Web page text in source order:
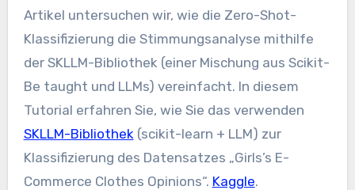
Artikel untersuchen wir, wie die Zero-Shot-
Klassifizierung die Stimmungsanalyse mithilfe
der SKLLM-Bibliothek (einer Mischung aus Scikit-
Be taught und LLMs) vereinfacht. In diesem
Tutorial erfahren Sie, wie Sie das verwenden
SKLLM-Bibliothek (scikit-learn + LLM) zur
Klassifizierung des Datensatzes „Girls’s E-
Commerce Clothes Opinions“. Kaggle.